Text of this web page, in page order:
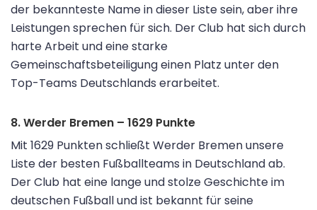
der bekannteste Name in dieser Liste sein, aber ihre
Leistungen sprechen für sich. Der Club hat sich durch
harte Arbeit und eine starke
Gemeinschaftsbeteiligung einen Platz unter den
Top-Teams Deutschlands erarbeitet.
8. Werder Bremen – 1629 Punkte
Mit 1629 Punkten schließt Werder Bremen unsere
Liste der besten Fußballteams in Deutschland ab.
Der Club hat eine lange und stolze Geschichte im
deutschen Fußball und ist bekannt für seine